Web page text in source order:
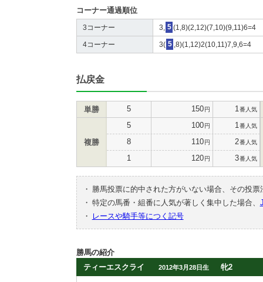
コーナー通過順位
3コーナー 3, 5 (1,8)(2,12)(7,10)(9,11)6=4
4コーナー 3( 5 ,8)(1,12)2(10,11)7,9,6=4
払戻金
単勝 5 150円 1 番人気
複勝
5 100円 1 番人気
8 110円 2番人気
1 120円 3番人気
・
勝馬投票に的中された方がいない場合、その投
・ 特定の馬番・組番に人気が著しく集中した場合、
・
レースや騎手等につく記号
勝馬の紹介
ティーエスクライ
2012年3月28日生 牝2